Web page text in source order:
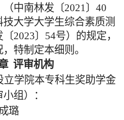
中南林发〔2021〕40
大学大学生综合素质测
2023〕54号）的规定，
特制定本细则。
评审机构
立学院本专科生奖助学金
组）：
璐